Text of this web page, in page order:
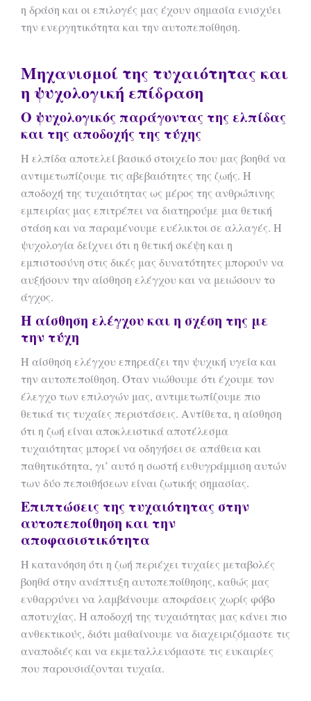
η δράση και οι επιλογές μας έχουν σημασία ενισχύει
την ενεργητικότητα και την αυτοπεποίθηση.
Μηχανισμοί της τυχαιότητας και
η ψυχολογική επίδραση
Ο ψυχολογικός παράγοντας της ελπίδας
και της αποδοχής της τύχης
Η ελπίδα αποτελεί βασικό στοιχείο που μας βοηθά να
αντιμετωπίζουμε τις αβεβαιότητες της ζωής. Η
αποδοχή της τυχαιότητας ως μέρος της ανθρώπινης
εμπειρίας μας επιτρέπει να διατηρούμε μια θετική
στάση και να παραμένουμε ευέλικτοι σε αλλαγές. Η
ψυχολογία δείχνει ότι η θετική σκέψη και η
εμπιστοσύνη στις δικές μας δυνατότητες μπορούν να
αυξήσουν την αίσθηση ελέγχου και να μειώσουν το
άγχος.
Η αίσθηση ελέγχου και η σχέση της με
την τύχη
Η αίσθηση ελέγχου επηρεάζει την ψυχική υγεία και
την αυτοπεποίθηση. Όταν νιώθουμε ότι έχουμε τον
έλεγχο των επιλογών μας, αντιμετωπίζουμε πιο
θετικά τις τυχαίες περιστάσεις. Αντίθετα, η αίσθηση
ότι η ζωή είναι αποκλειστικά αποτέλεσμα
τυχαιότητας μπορεί να οδηγήσει σε απάθεια και
παθητικότητα, γι’ αυτό η σωστή ευθυγράμμιση αυτών
των δύο πεποιθήσεων είναι ζωτικής σημασίας.
Επιπτώσεις της τυχαιότητας στην
αυτοπεποίθηση και την
αποφασιστικότητα
Η κατανόηση ότι η ζωή περιέχει τυχαίες μεταβολές
βοηθά στην ανάπτυξη αυτοπεποίθησης, καθώς μας
ενθαρρύνει να λαμβάνουμε αποφάσεις χωρίς φόβο
αποτυχίας. Η αποδοχή της τυχαιότητας μας κάνει πιο
ανθεκτικούς, διότι μαθαίνουμε να διαχειριζόμαστε τις
αναποδιές και να εκμεταλλευόμαστε τις ευκαιρίες
που παρουσιάζονται τυχαία.